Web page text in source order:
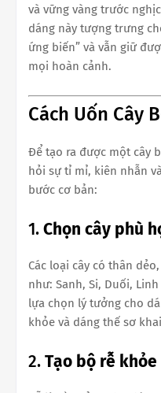
và vững vàng trước
dáng này tượng trưng
ứng biến” và vẫn giữ
mọi hoàn cảnh.
Cách Uốn Cây
Để tạo ra được một cây
hỏi sự tỉ mỉ, kiên nhẫn
bước cơ bản:
1.Chọn cây phù
Các loại cây có thân
như: Sanh, Si, Duối,
lựa chọn lý tưởng cho
khỏe và dáng thế sơ
2.Tạo bộ rễ khỏe